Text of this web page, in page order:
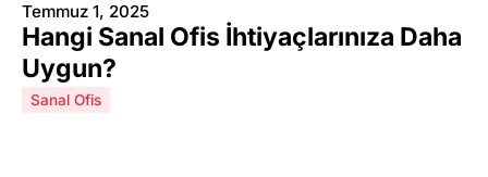
Temmuz 1, 2025
Hangi Sanal Ofis İhtiyaçlarınıza Daha
Uygun?
Sanal Ofis